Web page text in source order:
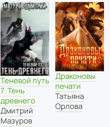
Теневой путь
7. Тень
древнего
Дмитрий
Мазуров
Драконовы
печати
Татьяна
Орлова